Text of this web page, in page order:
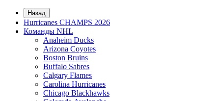
Назад
Hurricanes CHAMPS 2026
Команды NHL
Anaheim Ducks
Arizona Coyotes
Boston Bruins
Buffalo Sabres
Calgary Flames
Carolina Hurricanes
Chicago Blackhawks